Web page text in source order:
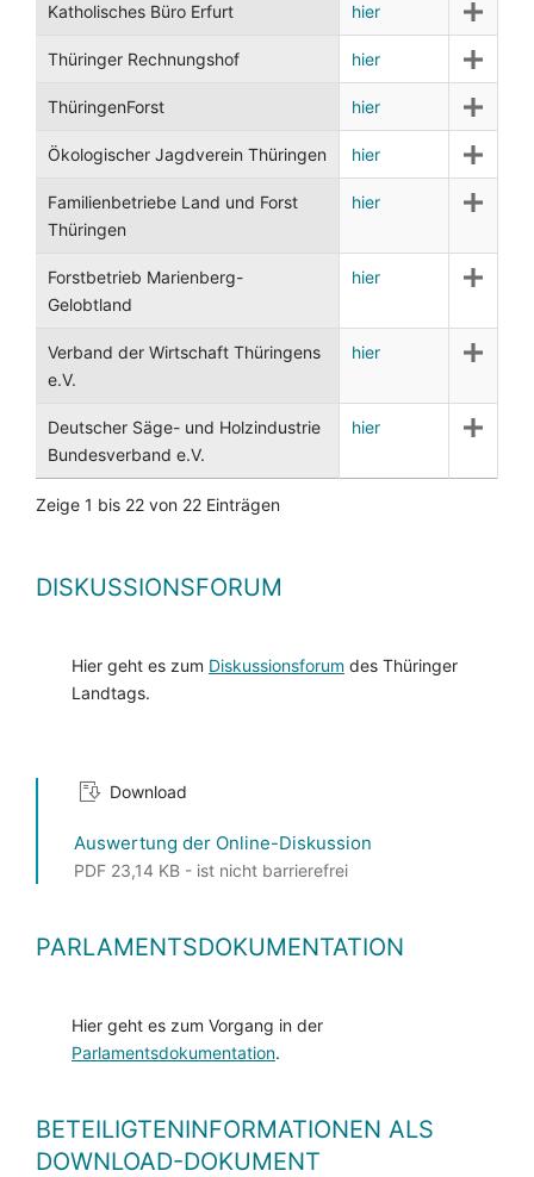
Katholisches Büro Erfurt hier
Thüringer Rechnungshof hier
ThüringenForst hier
Ökologischer Jagdverein Thüringen hier
Familienbetriebe Land und Forst
Thüringen
hier
Forstbetrieb Marienberg-
Gelobtland
hier
Verband der Wirtschaft Thüringens
e.V.
hier
Deutscher Säge- und Holzindustrie
Bundesverband e.V.
hier
Zeige 1 bis 22 von 22 Einträgen
DISKUSSIONSFORUM
Hier geht es zum Diskussionsforum des Thüringer
Landtags.
Download
Auswertung der Online-Diskussion
PDF 23,14 KB - ist nicht barrierefrei
PARLAMENTSDOKUMENTATION
Hier geht es zum Vorgang in der
Parlamentsdokumentation.
BETEILIGTENINFORMATIONEN ALS
DOWNLOAD-DOKUMENT